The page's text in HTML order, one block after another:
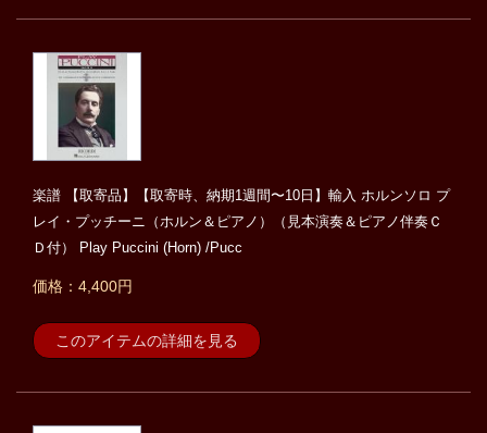
楽譜 【取寄品】【取寄時、納期1週間〜10日】輸入 ホルンソロ プ
レイ・プッチーニ（ホルン＆ピアノ）（見本演奏＆ピアノ伴奏Ｃ
Ｄ付） Play Puccini (Horn) /Pucc
価格：4,400円
このアイテムの詳細を見る